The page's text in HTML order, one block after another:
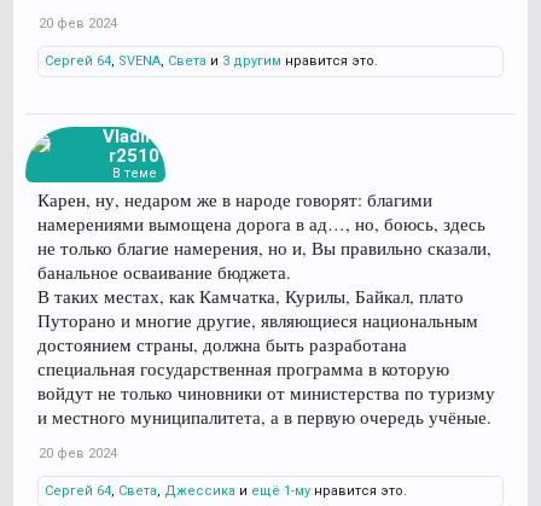
20 фев 2024
Сергей 64 SVENA Света и 3 другим нравится это.
Vladimi
r2510
В теме
Карен, ну, недаром же в народе говорят: благими
намерениями вымощена дорога в ад…, но, боюсь, здесь
не только благие намерения, но и, Вы правильно сказали,
банальное осваивание бюджета.
В таких местах, как Камчатка, Курилы, Байкал, плато
Путорано и многие другие, являющиеся национальным
достоянием страны, должна быть разработана
специальная государственная программа в которую
войдут не только чиновники от министерства по туризму
и местного муниципалитета, а в первую очередь учёные.
20 фев 2024
Сергей 64 Света Джессика и ещё 1-му нравится это.